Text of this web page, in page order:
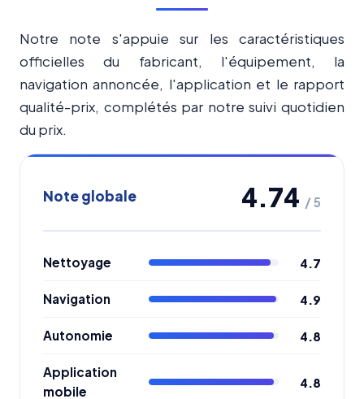
Notre note s'appuie sur les caractéristiques
officielles du fabricant, l'équipement, la
navigation annoncée, l'application et le rapport
qualité-prix, complétés par notre suivi quotidien
du prix.
Note globale 4.74 / 5
Nettoyage 4.7
Navigation 4.9
Autonomie 4.8
Application
mobile
4.8